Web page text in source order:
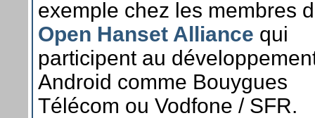
exemple chez les membres
Open Hanset Alliance qui
participent au
Android comme Bouygues
Télécom ou Vodfone / SFR.